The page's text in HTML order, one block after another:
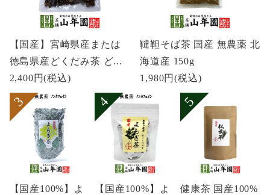
【国産】宮崎県産または
徳島県産どくだみ茶 ど...
2,400円(税込)
韃靼そば茶 国産 無農薬 北
海道産 150g
1,980円(税込)
【国産100%】よ
【国産100%】よ
健康茶 国産100%